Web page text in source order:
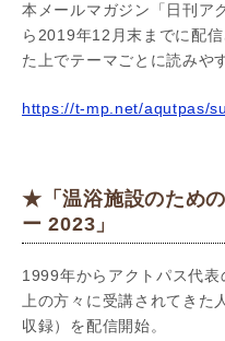
本メールマガジン「日刊ア
ら2019年12月末までに配
た上でテーマごとに読みや
https://t-mp.net/aqutpas/
★「温浴施設のため
ー 2023」
1999年からアクトパス代
上の方々に受講されてき
収録）を配信開始。